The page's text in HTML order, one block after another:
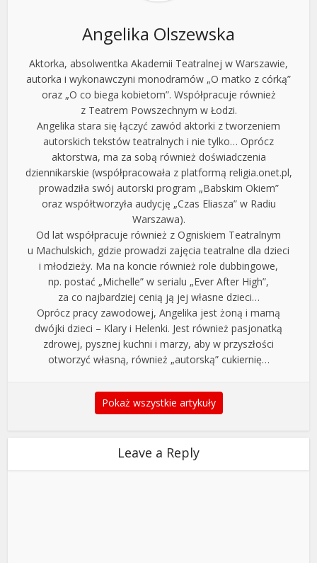
Angelika Olszewska
Aktorka, absolwentka Akademii Teatralnej w Warszawie,
autorka i wykonawczyni monodramów „O matko z córką”
oraz „O co biega kobietom”. Współpracuje również
z Teatrem Powszechnym w Łodzi.
Angelika stara się łączyć zawód aktorki z tworzeniem
autorskich tekstów teatralnych i nie tylko… Oprócz
aktorstwa, ma za sobą również doświadczenia
dziennikarskie (współpracowała z platformą religia.onet.pl,
prowadziła swój autorski program „Babskim Okiem”
oraz współtworzyła audycję „Czas Eliasza” w Radiu
Warszawa).
Od lat współpracuje również z Ogniskiem Teatralnym
u Machulskich, gdzie prowadzi zajęcia teatralne dla dzieci
i młodzieży. Ma na koncie również role dubbingowe,
np. postać „Michelle” w serialu „Ever After High”,
za co najbardziej cenią ją jej własne dzieci…
Oprócz pracy zawodowej, Angelika jest żoną i mamą
dwójki dzieci – Klary i Helenki. Jest również pasjonatką
zdrowej, pysznej kuchni i marzy, aby w przyszłości
otworzyć własną, również „autorską” cukiernię…
Pokaż wszystkie artykuły
Leave a Reply